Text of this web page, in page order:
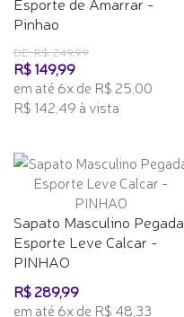
Pinhao
DE: R$ 249,99
R$ 149,99
em até 6x de R$ 25,00
R$ 142,49 à vista
Sapato Masculino Pegada
Esporte Leve Calcar -
PINHAO
R$ 289,99
em até 6x de R$ 48,33